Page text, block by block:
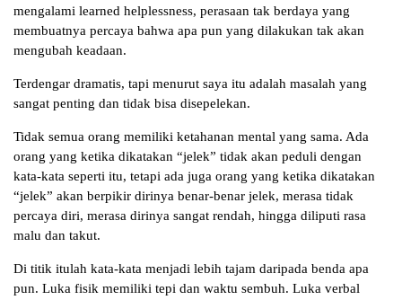
mengalami learned helplessness, perasaan tak berdaya yang
membuatnya percaya bahwa apa pun yang dilakukan tak akan
mengubah keadaan.
Terdengar dramatis, tapi menurut saya itu adalah masalah yang
sangat penting dan tidak bisa disepelekan.
Tidak semua orang memiliki ketahanan mental yang sama. Ada
orang yang ketika dikatakan “jelek” tidak akan peduli dengan
kata-kata seperti itu, tetapi ada juga orang yang ketika dikatakan
“jelek” akan berpikir dirinya benar-benar jelek, merasa tidak
percaya diri, merasa dirinya sangat rendah, hingga diliputi rasa
malu dan takut.
Di titik itulah kata-kata menjadi lebih tajam daripada benda apa
pun. Luka fisik memiliki tepi dan waktu sembuh. Luka verbal